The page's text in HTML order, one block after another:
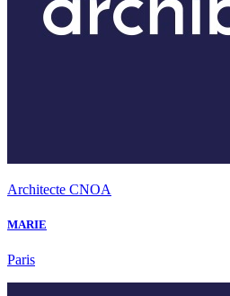
Architecte CNOA
MARIE
Paris